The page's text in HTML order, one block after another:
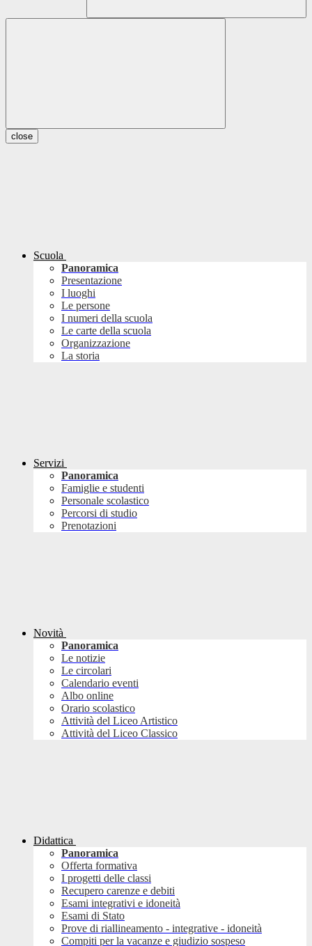
close
Scuola
Panoramica
Presentazione
I luoghi
Le persone
I numeri della scuola
Le carte della scuola
Organizzazione
La storia
Servizi
Panoramica
Famiglie e studenti
Personale scolastico
Percorsi di studio
Prenotazioni
Novità
Panoramica
Le notizie
Le circolari
Calendario eventi
Albo online
Orario scolastico
Attività del Liceo Artistico
Attività del Liceo Classico
Didattica
Panoramica
Offerta formativa
I progetti delle classi
Recupero carenze e debiti
Esami integrativi e idoneità
Esami di Stato
Prove di riallineamento - integrative - idoneità
Compiti per la vacanze e giudizio sospeso